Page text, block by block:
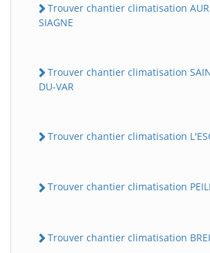
Trouver chantier climatisation
SIAGNE
Trouver chantier climatisation
DU-VAR
Trouver chantier climatisation
Trouver chantier climatisation
Trouver chantier climatisation